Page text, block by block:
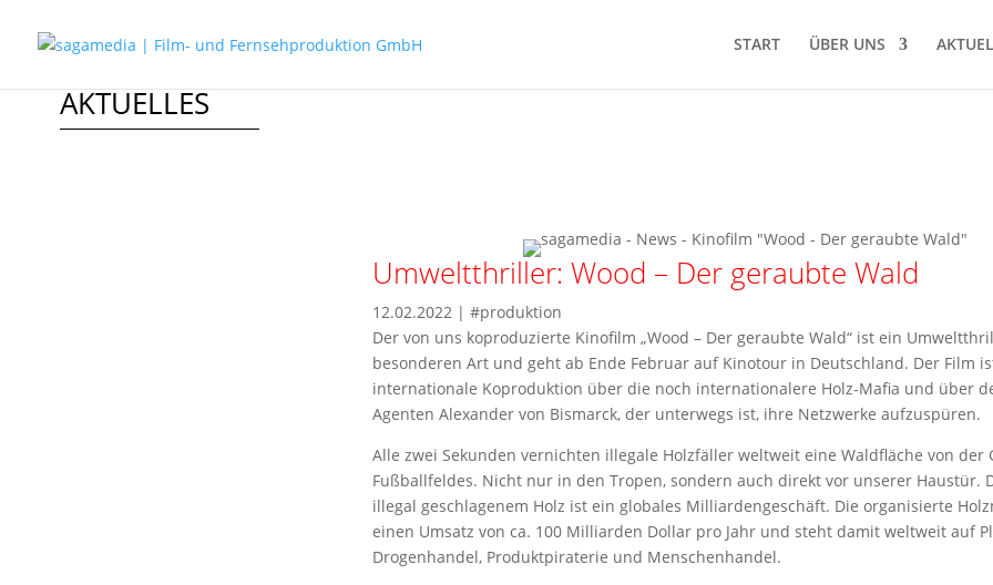
START ÜBER UNS
AKTUELLES
Umweltthriller: Wood – Der geraubte Wald
12.02.2022 | #produktion
Der von uns koproduzierte Kinofilm „Wood – Der geraubte Wald“ ist ein
besonderen Art und geht ab Ende Februar auf Kinotour in Deutschland. Der Film
internationale Koproduktion über die noch internationalere Holz-Mafia und über
Agenten Alexander von Bismarck, der unterwegs ist, ihre Netzwerke aufzuspüren.
Alle zwei Sekunden vernichten illegale Holzfäller weltweit eine Waldfläche von der
Fußballfeldes. Nicht nur in den Tropen, sondern auch direkt vor unserer Haustür.
illegal geschlagenem Holz ist ein globales Milliardengeschäft. Die organisierte
einen Umsatz von ca. 100 Milliarden Dollar pro Jahr und steht damit weltweit auf
Drogenhandel, Produktpiraterie und Menschenhandel.